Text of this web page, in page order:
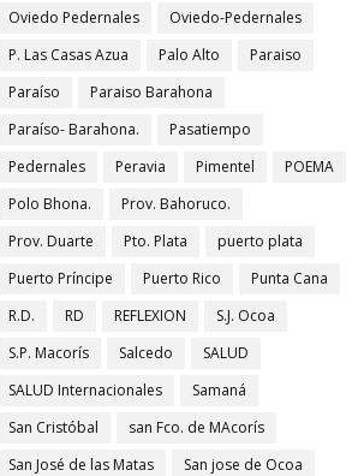
Oviedo Pedernales
Oviedo-Pedernales
P. Las Casas Azua
Palo Alto
Paraiso
Paraíso
Paraiso Barahona
Paraíso- Barahona.
Pasatiempo
Pedernales
Peravia Pimentel
POEMA
Polo Bhona.
Prov. Bahoruco.
Prov. Duarte
Pto. Plata
puerto plata
Puerto Príncipe
Puerto Rico
Punta Cana
R.D.
RD REFLEXION
S.J. Ocoa
S.P. Macorís
Salcedo
SALUD
SALUD Internacionales
Samaná
San Cristóbal
san Fco. de MAcorís
San José de las Matas
San jose de Ocoa